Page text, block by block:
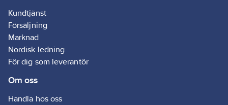
Kundtjänst
Försäljning
Marknad
Nordisk ledning
För dig som leverantör
Om oss
Handla hos oss